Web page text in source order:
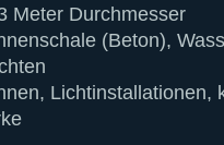
Meter Durchmesser
(Beton),
Lichtinstal­lationen,